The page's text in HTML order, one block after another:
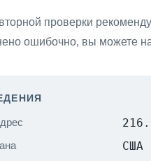
проверки
ошибочно, вы можете
США